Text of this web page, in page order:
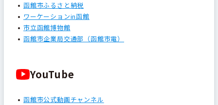
函館市ふるさと納税
ワーケーションin函館
市立函館博物館
函館市企業局交通部（函館市電）
YouTube
函館市公式動画チャンネル